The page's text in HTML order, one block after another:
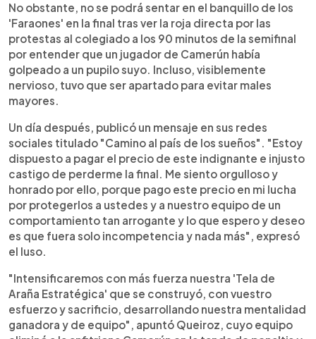
No obstante, no se podrá sentar en el banquillo de los
'Faraones' en la final tras ver la roja directa por las
protestas al colegiado a los 90 minutos de la semifinal
por entender que un jugador de Camerún había
golpeado a un pupilo suyo. Incluso, visiblemente
nervioso, tuvo que ser apartado para evitar males
mayores.
Un día después, publicó un mensaje en sus redes
sociales titulado "Camino al país de los sueños". "Estoy
dispuesto a pagar el precio de este indignante e injusto
castigo de perderme la final. Me siento orgulloso y
honrado por ello, porque pago este precio en mi lucha
por protegerlos a ustedes y a nuestro equipo de un
comportamiento tan arrogante y lo que espero y deseo
es que fuera solo incompetencia y nada más", expresó
el luso.
"Intensificaremos con más fuerza nuestra 'Tela de
Araña Estratégica' que se construyó, con vuestro
esfuerzo y sacrificio, desarrollando nuestra mentalidad
ganadora y de equipo", apuntó Queiroz, cuyo equipo